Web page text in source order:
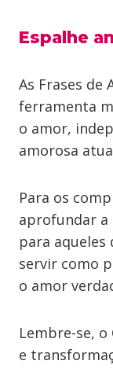
Espalhe
As Frases de
ferramenta
o amor,
amorosa
Para os
aprofundar a
para
servir como
o amor
Lembre-se,
e